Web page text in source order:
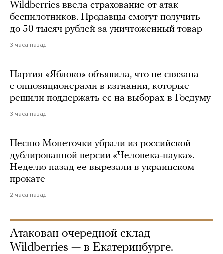
Wildberries ввела страхование от атак
беспилотников. Продавцы смогут получить
до 50 тысяч рублей за уничтоженный товар
3 часа назад
Партия «Яблоко» объявила, что не связана
с оппозиционерами в изгнании, которые
решили поддержать ее на выборах в Госдуму
3 часа назад
Песню Монеточки убрали из российской
дублированной версии «Человека-паука».
Неделю назад ее вырезали в украинском
прокате
2 часа назад
Атакован очередной склад
Wildberries — в Екатеринбурге.